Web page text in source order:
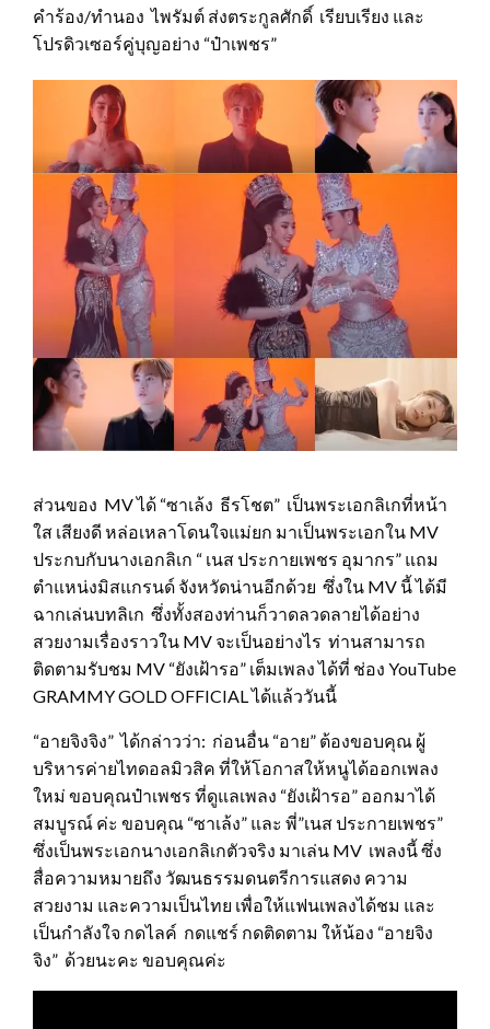
คำร้อง/ทำนอง ไพรัมต์ ส่งตระกูลศักดิ์ เรียบเรียง และ
โปรดิวเซอร์คู่บุญอย่าง “ป๋าเพชร”
ส่วนของ MV ได้ “ซาเล้ง ธีรโชต” เป็นพระเอกลิเกที่หน้า
ใส เสียงดี หล่อเหลาโดนใจแม่ยก มาเป็นพระเอกใน MV
ประกบกับนางเอกลิเก “ เนส ประกายเพชร อุมากร” แถม
ตำแหน่งมิสแกรนด์ จังหวัดน่านอีกด้วย ซึ่งใน MV นี้ ได้มี
ฉากเล่นบทลิเก ซึ่งทั้งสองท่านก็วาดลวดลายได้อย่าง
สวยงามเรื่องราวใน MV จะเป็นอย่างไร ท่านสามารถ
ติดตามรับชม MV “ยังเฝ้ารอ” เต็มเพลง ได้ที่ ช่อง YouTube
GRAMMY GOLD OFFICIAL ได้แล้ววันนี้
“อายจิงจิง” ได้กล่าวว่า: ก่อนอื่น “อาย” ต้องขอบคุณ ผู้
บริหารค่ายไทดอลมิวสิค ที่ให้โอกาสให้หนูได้ออกเพลง
ใหม่ ขอบคุณป๋าเพชร ที่ดูแลเพลง “ยังเฝ้ารอ” ออกมาได้
สมบูรณ์ ค่ะ ขอบคุณ “ซาเล้ง” และ พี่”เนส ประกายเพชร”
ซึ่งเป็นพระเอกนางเอกลิเกตัวจริง มาเล่น MV เพลงนี้ ซึ่ง
สื่อความหมายถึง วัฒนธรรมดนตรีการแสดง ความ
สวยงาม และความเป็นไทย เพื่อให้แฟนเพลงได้ชม และ
เป็นกำลังใจ กดไลค์ กดแชร์ กดติดตาม ให้น้อง “อายจิง
จิง” ด้วยนะคะ ขอบคุณค่ะ